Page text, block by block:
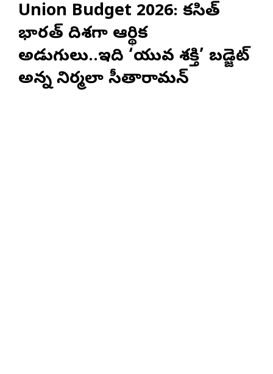
Union Budget 2026: వికసిత్
భారత్ దిశగా ఆర్థిక
అడుగులు..ఇది ‘యువ శక్తి’ బడ్జెట్
అన్న నిర్మలా సీతారామన్